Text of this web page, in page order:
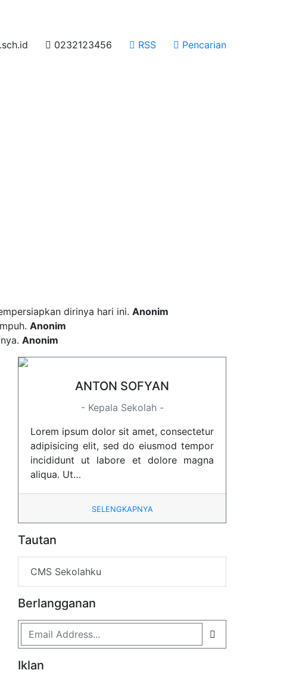
0232123456 RSS Pencarian
incididunt ut labore
dirinya hari ini. Anonim
Anonim
Anonim
ANTON SOFYAN
- Kepala Sekolah -
Lorem ipsum dolor sit amet, consectetur
adipisicing elit, sed do eiusmod tempor
incididunt ut labore et dolore magna
aliqua. Ut…
SELENGKAPNYA
Tautan
CMS Sekolahku
Berlangganan
Iklan